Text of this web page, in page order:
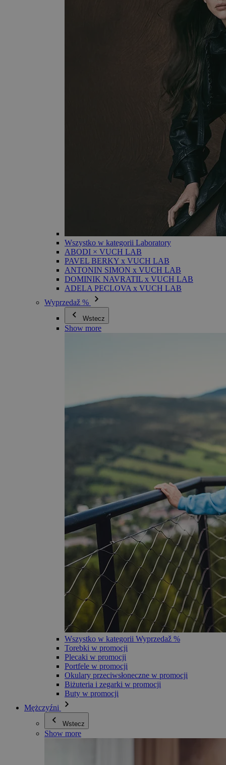
Wszystko w kategorii Laboratory
ABODI × VUCH LAB
PAVEL BERKY x VUCH LAB
ANTONIN SIMON x VUCH LAB
DOMINIK NAVRATIL x VUCH LAB
ADELA PECLOVA x VUCH LAB
Wyprzedaž %
Wstecz
Show more
Wszystko w kategorii Wyprzedaž %
Torebki w promocji
Plecaki w promocji
Portfele w promocji
Okulary przeciwsłoneczne w promocji
Biżuteria i zegarki w promocji
Buty w promocji
Mężczyźni
Wstecz
Show more